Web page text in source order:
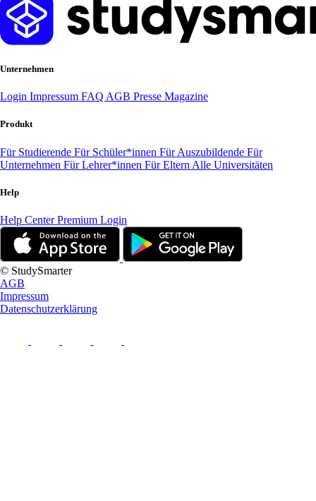
Unternehmen
Login Impressum FAQ AGB Presse Magazine
Produkt
Für Studierende Für Schüler*innen Für Auszubildende Für
Unternehmen Für Lehrer*innen Für Eltern Alle Universitäten
Help
Help CenterPremium Login
© StudySmarter
AGB
Impressum
Datenschutzerklärung